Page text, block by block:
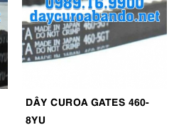
DÂY CUROA GATES 460-
8YU